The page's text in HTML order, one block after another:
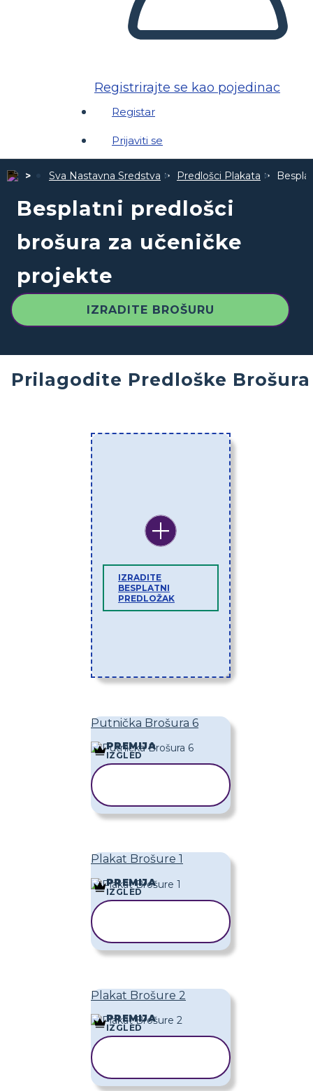
Registrirajte se kao pojedinac
Registar
Prijaviti se
Sva Nastavna Sredstva Predlošci Plakata
Besplatni predlošci
brošura za učeničke
projekte
IZRADITE BROŠURU
Prilagodite Predloške Brošura
IZRADITE
BESPLATNI
PREDLOŽAK
Putnička Brošura 6
PREMIJA
IZGLED
Plakat Brošure 1
PREMIJA
IZGLED
Plakat Brošure 2
PREMIJA
IZGLED